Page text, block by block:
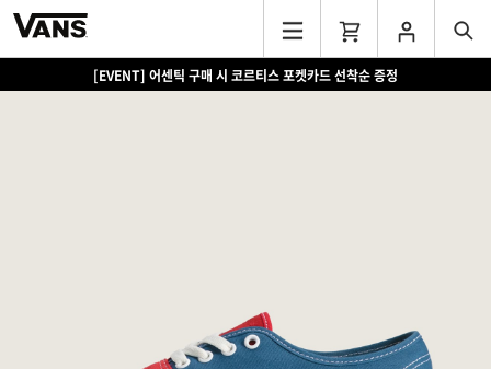
[EVENT] 어센틱 구매 시 코르티스 포켓카드 선착순 증정